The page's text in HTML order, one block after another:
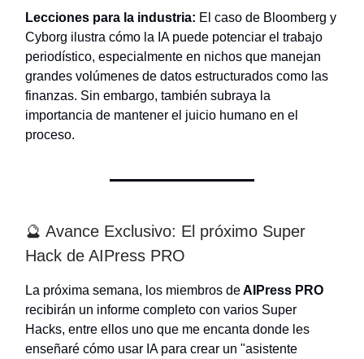
Lecciones para la industria: El caso de Bloomberg y
Cyborg ilustra cómo la IA puede potenciar el trabajo
periodístico, especialmente en nichos que manejan
grandes volúmenes de datos estructurados como las
finanzas. Sin embargo, también subraya la
importancia de mantener el juicio humano en el
proceso.
🔮 Avance Exclusivo: El próximo Super
Hack de AIPress PRO
La próxima semana, los miembros deAIPress PRO
recibirán un informe completo con varios Super
Hacks, entre ellos uno que me encanta donde les
enseñaré cómo usar IA para crear un "asistente